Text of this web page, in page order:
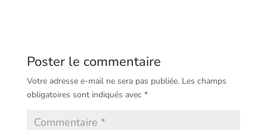
Poster le commentaire
Votre adresse e-mail ne sera pas publiée. Les champs
obligatoires sont indiqués avec *